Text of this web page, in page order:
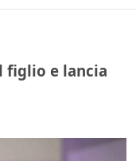
figlio e lancia